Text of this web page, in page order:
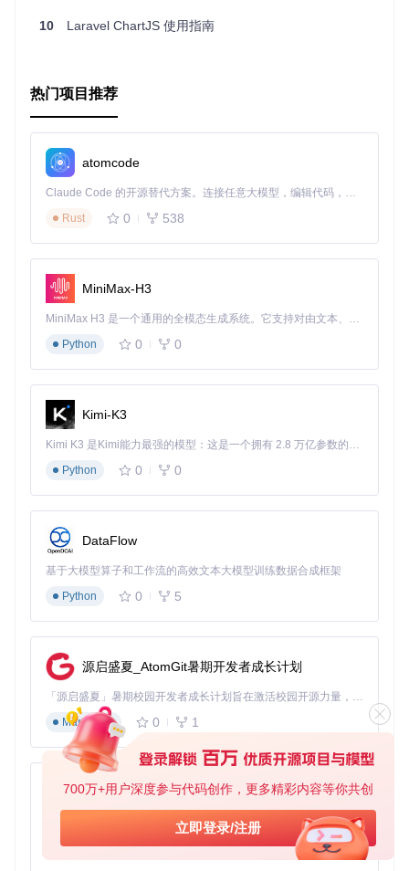
700万+用户深度参与代码创作，更多精彩内容等你共创
立即登录/注册
在控制器中，添加和管理资源也很简便：
此外，Assets 提供了丰富的配置选项和API，使您可以自由地
调整资源处理方式，以适应您的项目需求。
综上所述，Assets 是一个强大而轻便的资源管理工具，对于任
即尝试Assets，让您的应用程序更上一层楼！
10 Laravel ChartJS 使用指南
热门项目推荐
atomcode
Claude Code 的开源替代方案。连接任意大模型，编辑代码，运行命令，自动验证 — 全自动执行。用 Rust 构建，极致性能。 ｜ An open-source alternative to Claude Code. Connect any LLM, edit code, run commands, and verify changes — autonomously. Built in Rust for speed. Get Started
Rust
0 538
MiniMax-H3
MiniMax H3 是一个通用的全模态生成系统。它支持对由文本、图像、视频和音频组成的多模态上下文进行统一理解，并能生成分辨率高达 2K、时长可达 15 秒的带原生立体声音频的视频。得益于面向任务泛化的系统设计，H3 在预训练阶段就已具备广泛的多模态上下文理解与生成能力，能够出色地执行复杂的多模态指令。
Python
0 0
Kimi-K3
Kimi K3 是Kimi能力最强的模型：这是一个拥有 2.8 万亿参数的混合专家（MoE）模型，具备原生视觉理解能力，并支持 100 万 token 的上下文窗口。
Python
0 0
DataFlow
基于大模型算子和工作流的高效文本大模型训练数据合成框架
Python
0 5
源启盛夏_AtomGit暑期开发者成长计划
「源启盛夏」暑期校园开发者成长计划旨在激活校园开源力量，通过积分激励、认证扶持、资源倾斜等形式，引导高校组织和开发者完成「入驻 — 建项目 — 做贡献 — 获认证 — 得资源」的完整闭环。无论你是想带领社团入驻平台的组织者，还是希望用代码贡献证明自己的开发者，都能在这里找到属于你的成长路径。
Markdown
0 1
py-xiaozhi
基于Python的Xiaozhi AI，适用于想要完整Xiaozhi体验而无需拥有专用硬件的用户。
Python
0 1